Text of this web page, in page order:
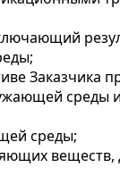
Заказчика
среды
среды;
веществ,